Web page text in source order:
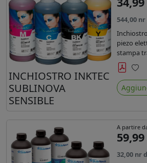
INCHIOSTRO INKTEC
SUBLINOVA
SENSIBLE
544,00
piezo
stampa
Epson
normativa
A partire
59,99
32,00 nr